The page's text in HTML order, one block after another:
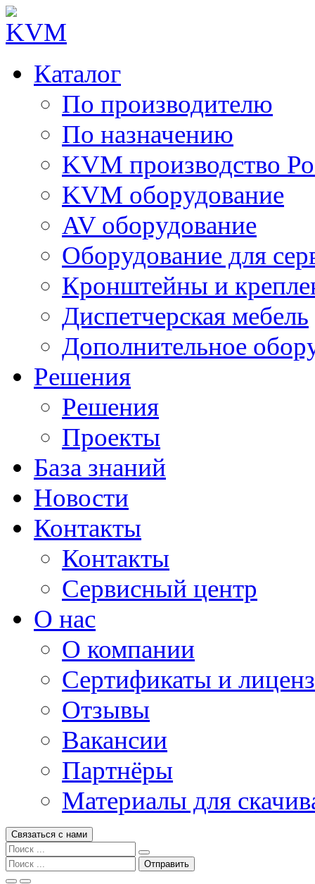
Каталог
По производителю
По назначению
KVM производство
KVM оборудование
AV оборудование
Оборудование для
Кронштейны и
Диспетчерская мебель
Дополнительное
Решения
Решения
Проекты
База знаний
Новости
Контакты
Контакты
Сервисный центр
О нас
О компании
Сертификаты и
Отзывы
Вакансии
Партнёры
Материалы для
Связаться с нами